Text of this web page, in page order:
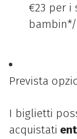
€23 per i
bambin*/
Prevista
I biglietti
acquistati